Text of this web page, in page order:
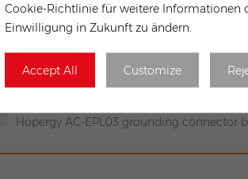
Cookie-Richtlinie für weitere Informationen
Einwilligung in Zukunft zu ändern.
Accept All Customize
Montagesystem Für Ziegeldächer
Vorherige
Hopergy SL-V11-0040-A 30/35 mm
Hopergy AC-EPL03 grounding connector